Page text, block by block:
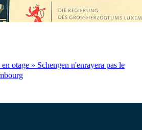
otage » Schengen n'enrayera pas le